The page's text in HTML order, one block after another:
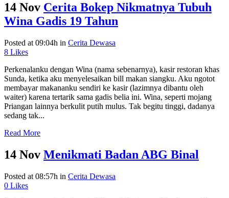
14 Nov Cerita Bokep Nikmatnya Tubuh
Wina Gadis 19 Tahun
Posted at 09:04h in Cerita Dewasa
8 Likes
Perkenalanku dengan Wina (nama sebenarnya), kasir restoran khas
Sunda, ketika aku menyelesaikan bill makan siangku. Aku ngotot
membayar makananku sendiri ke kasir (lazimnya dibantu oleh
waiter) karena tertarik sama gadis belia ini. Wina, seperti mojang
Priangan lainnya berkulit putih mulus. Tak begitu tinggi, dadanya
sedang tak...
Read More
14 Nov Menikmati Badan ABG Binal
Posted at 08:57h in Cerita Dewasa
0 Likes